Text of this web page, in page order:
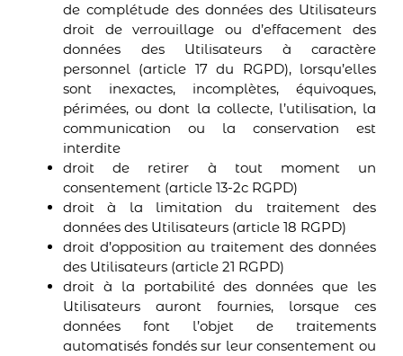
de complétude des données des Utilisateurs
droit de verrouillage ou d’effacement des
données des Utilisateurs à caractère
personnel (article 17 du RGPD), lorsqu’elles
sont inexactes, incomplètes, équivoques,
périmées, ou dont la collecte, l’utilisation, la
communication ou la conservation est
interdite
droit de retirer à tout moment un
consentement (article 13-2c RGPD)
droit à la limitation du traitement des
données des Utilisateurs (article 18 RGPD)
droit d’opposition au traitement des données
des Utilisateurs (article 21 RGPD)
droit à la portabilité des données que les
Utilisateurs auront fournies, lorsque ces
données font l’objet de traitements
automatisés fondés sur leur consentement ou